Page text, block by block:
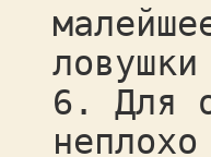
6. Для